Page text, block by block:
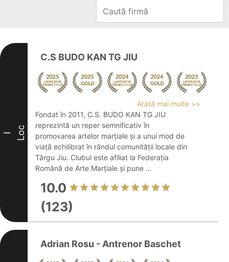
I Loc
C.S BUDO KAN TG JIU
Arată mai multe >>
Fondat în 2011, C.S. BUDO KAN TG JIU
reprezintă un reper semnificativ în
promovarea artelor marțiale și a unui mod de
viață echilibrat în rândul comunității locale din
Târgu Jiu. Clubul este afiliat la Federația
Română de Arte Marțiale și pune ...
10.0
(123)
Adrian Rosu - Antrenor Baschet